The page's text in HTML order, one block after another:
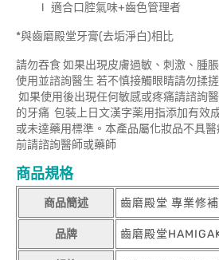
l 適合口腔氣味+齒色管理者
*與齒磨殿堂牙膏(去垢淨白)相比
請勿吞食 如果出現皮膚過敏、刺激、腫
使用並諮詢醫生 若不慎接觸眼睛請勿揉
如果使用後出現任何敏感或疼痛請諮詢
的牙痛 包裝上日文漢字薬用指添加有效
或未達藥用標準。本產品屬化妝品不具
前請諮詢醫師或藥師
商品規格
商品簡述 齒磨殿堂 專業修
品牌 齒磨殿堂